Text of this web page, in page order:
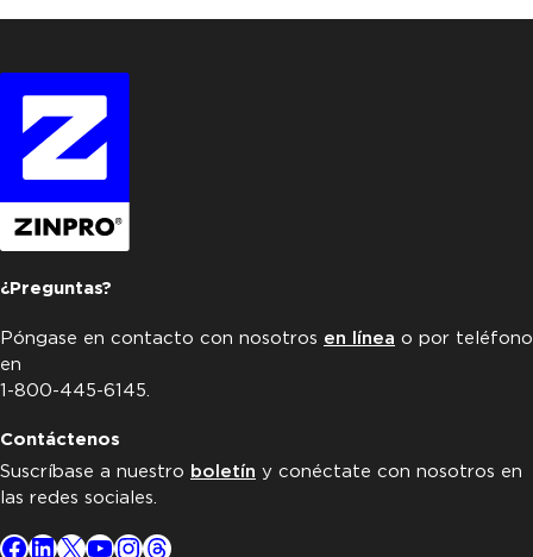
¿Preguntas?
Póngase en contacto con nosotros en línea o por teléfono
en
1-800-445-6145.
Contáctenos
Suscríbase a nuestro boletín y conéctate con nosotros en
las redes sociales.
Facebook
LinkedIn
X YouTube
Instagram
Threads